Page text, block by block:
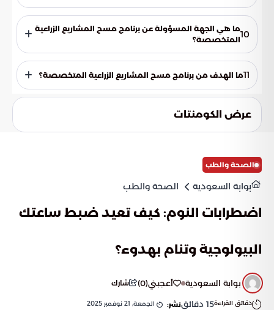
يتم جمع البيانات من خلال رصد ميداني وزيارة مزارع الأبقار
المتخصصة في جميع المناطق الإدارية بالمملكة، وفقًا لمنهجية
معتمدة لدى المنظمات الدولية.10ما هي الجهة المسؤولة عن برنامج مسح المشاريع الزراعية
المتخصصة؟
الهيئة العامة للإحصاء هي الجهة المسؤولة عن برنامج مسح
المشاريع الزراعية المتخصصة.11ما الهدف من برنامج مسح المشاريع الزراعية المتخصصة؟
الهدف من البرنامج هو جمع البيانات المتعلقة بالثروة الحيوانية
عرض الكومنتات
الصحة والطب
بوابة السعودية الصحة والطب
اضطرابات النوم: كيف تعيد ضبط ساعتك
البيولوجية وتنام بهدوء؟
بوابة السعودية أعجبني(
0
) شارك
دقائق القراءة15 دقائقنشر: الجمعة, 21 نوفمبر 2025